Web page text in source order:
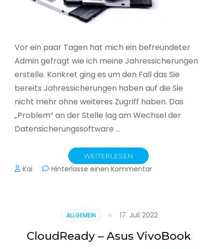
Vor ein paar Tagen hat mich ein befreundeter
Admin gefragt wie ich meine Jahressicherungen
erstelle. Konkret ging es um den Fall das Sie
bereits Jahressicherungen haben auf die Sie
nicht mehr ohne weiteres Zugriff haben. Das
„Problem“ an der Stelle lag am Wechsel der
Datensicherungssoftware …
WEITERLESEN
Kai Hinterlasse einen Kommentarzu
Jahressicherung
ALLGEMEIN 17. Juli 2022
CloudReady – Asus VivoBook